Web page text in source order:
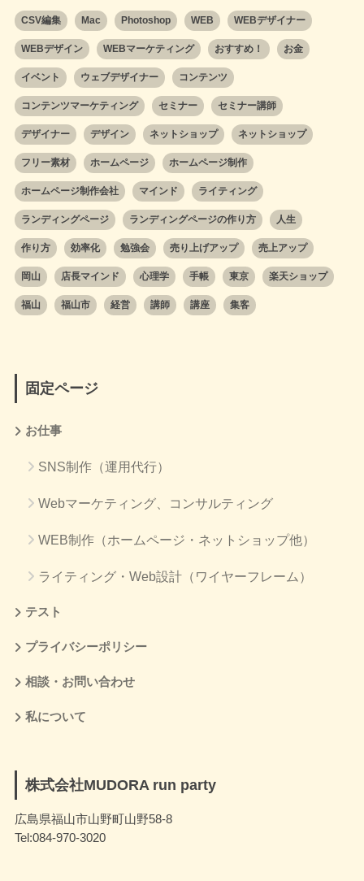
CSV編集 Mac Photoshop WEB WEBデザイナー
WEBデザイン WEBマーケティング おすすめ！ お金
イベント ウェブデザイナー コンテンツ
コンテンツマーケティング セミナー セミナー講師
デザイナー デザイン ネットショップ ネットショップ
フリー素材 ホームページ ホームページ制作
ホームページ制作会社 マインド ライティング
ランディングページ ランディングページの作り方 人生
作り方 効率化 勉強会 売り上げアップ 売上アップ
岡山 店長マインド 心理学 手帳 東京 楽天ショップ
福山 福山市 経営 講師 講座 集客
固定ページ
お仕事
SNS制作（運用代行）
Webマーケティング、コンサルティング
WEB制作（ホームページ・ネットショップ他）
ライティング・Web設計（ワイヤーフレーム）
テスト
プライバシーポリシー
相談・お問い合わせ
私について
株式会社MUDORA run party
広島県福山市山野町山野58-8
Tel:084-970-3020